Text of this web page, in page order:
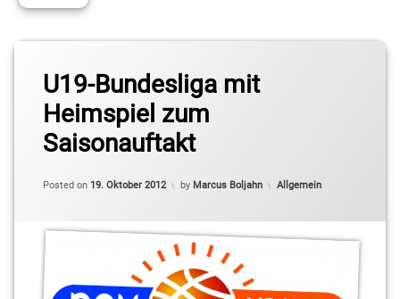
U19-Bundesliga mit
Heimspiel zum
Saisonauftakt
Posted on 19. Oktober 2012
Updated on19. Oktober 2012
by Marcus Boljahn Categories:
Allgemein
Andreas
Martin
Anton
Kuck
Basketball
Gienaop
Camneron